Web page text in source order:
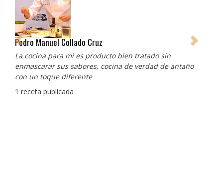
Pedro Manuel Collado Cruz
La cocina para mi es producto bien tratado sin
enmascarar sus sabores, cocina de verdad de antaño
con un toque diferente
1 receta publicada